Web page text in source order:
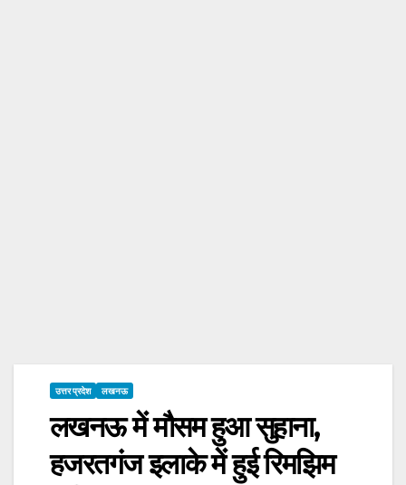
उत्तर प्रदेश लखनऊ
लखनऊ में मौसम हुआ सुहाना,
हजरतगंज इलाके में हुई रिमझिम